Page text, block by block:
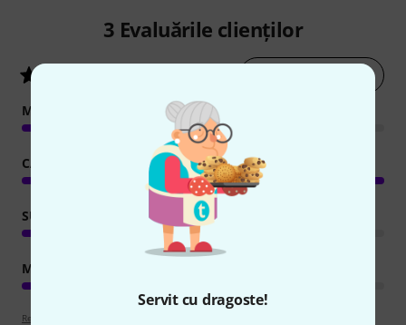
Servit cu dragoste!
3 Evaluările clienților
MANIPULARE
CARACTERISTICI
SUNET
MĂIESTRIE
Recenzii ghiduri